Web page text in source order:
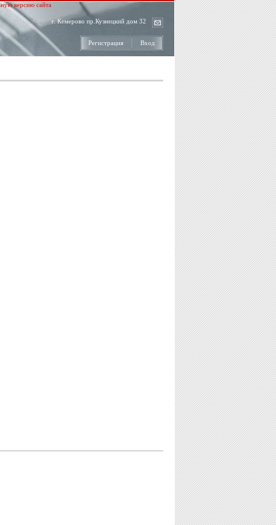
версию сайта
г. Кемерово пр.Кузнецкий дом 32
Регистрация Вход